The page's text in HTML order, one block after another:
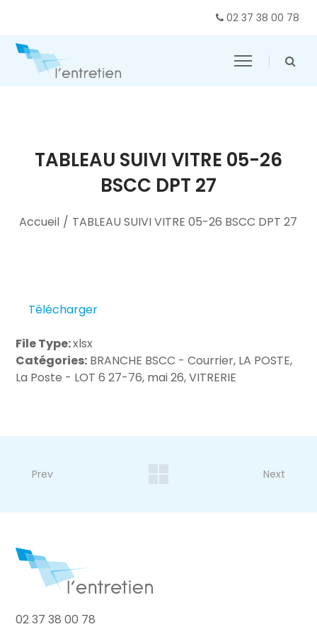
02 37 38 00 78
TABLEAU SUIVI VITRE 05-26
BSCC DPT 27
Accueil / TABLEAU SUIVI VITRE 05-26 BSCC DPT 27
Télécharger
File Type:xlsx
Catégories: BRANCHE BSCC - Courrier, LA POSTE,
La Poste - LOT 6 27-76, mai 26, VITRERIE
Prev Next
02 37 38 00 78